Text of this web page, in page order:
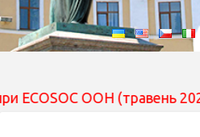
ООН (травень 2026